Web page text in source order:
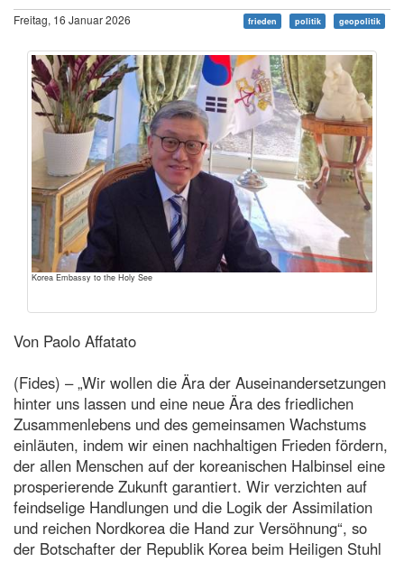
Freitag, 16 Januar 2026 frieden politik geopolitik
Korea Embassy to the Holy See
Von Paolo Affatato
(Fides) – „Wir wollen die Ära der Auseinandersetzungen
hinter uns lassen und eine neue Ära des friedlichen
Zusammenlebens und des gemeinsamen Wachstums
einläuten, indem wir einen nachhaltigen Frieden fördern,
der allen Menschen auf der koreanischen Halbinsel eine
prosperierende Zukunft garantiert. Wir verzichten auf
feindselige Handlungen und die Logik der Assimilation
und reichen Nordkorea die Hand zur Versöhnung“, so
der Botschafter der Republik Korea beim Heiligen Stuhl